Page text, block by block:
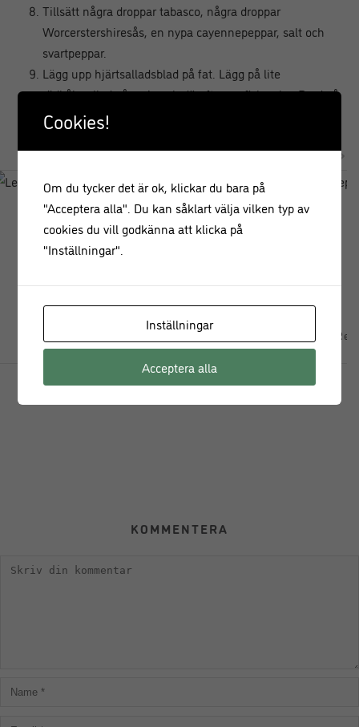
Tillsätt några droppar tabasco, några droppar
Worcerstershiresås, en nypa cayennepeppar, salt och
svartpeppar.
Lägg upp hjärtsalladsblad på fat. Lägg på lite
rödkålssallad på varje och därefter en fish cake. Bred på
hollandaise på varje och pudra över rökt paprikapulver.
Leilas klassiska våfflor Meatless Meatballs
KOMMENTERA
Cookies!
Om du tycker det är ok, klickar du bara på
"Acceptera alla". Du kan såklart välja vilken typ av
cookies du vill godkänna att klicka på
"Inställningar".
Inställningar
Acceptera alla